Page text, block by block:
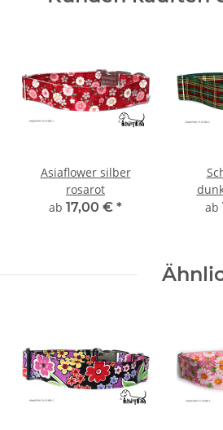
Asiaflower silber
rosarot
ab 17,00 € *
ab